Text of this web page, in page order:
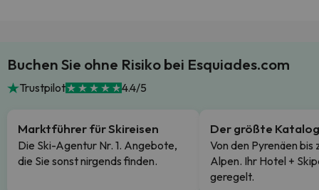
Buchen Sie ohne Risiko bei Esquiades.com
Trustpilot 4.4/5
Marktführer für Skireisen
Die Ski-Agentur Nr. 1. Angebote,
die Sie sonst nirgends finden.
Der größte Katalog
Von den Pyrenäen bis
Alpen. Ihr Hotel +
geregelt.